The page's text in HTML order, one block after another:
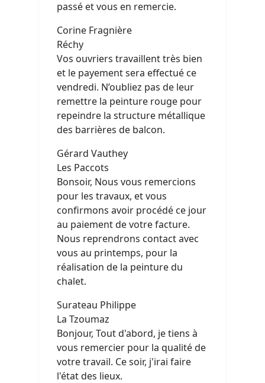
passé et vous en remercie.
Corine Fragnière
Réchy
Vos ouvriers travaillent très bien
et le payement sera effectué ce
vendredi. N’oubliez pas de leur
remettre la peinture rouge pour
repeindre la structure métallique
des barrières de balcon.
Gérard Vauthey
Les Paccots
Bonsoir, Nous vous remercions
pour les travaux, et vous
confirmons avoir procédé ce jour
au paiement de votre facture.
Nous reprendrons contact avec
vous au printemps, pour la
réalisation de la peinture du
chalet.
Surateau Philippe
La Tzoumaz
Bonjour, Tout d'abord, je tiens à
vous remercier pour la qualité de
votre travail. Ce soir, j'irai faire
l'état des lieux.